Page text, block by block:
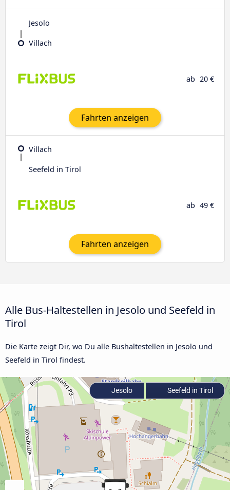
Jesolo
Villach
ab 20 €
Fahrten anzeigen
Villach
Seefeld in Tirol
ab 49 €
Fahrten anzeigen
Alle Bus-Haltestellen in Jesolo und Seefeld in
Tirol
Die Karte zeigt Dir, wo Du alle Bushaltestellen in Jesolo und
Seefeld in Tirol findest.
Jesolo Seefeld in Tirol